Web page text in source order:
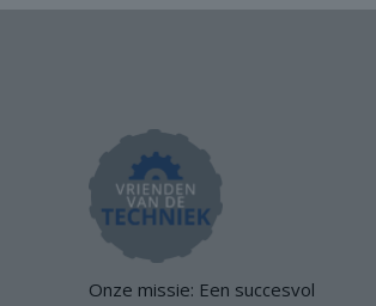
Onze missie: Een succesvol